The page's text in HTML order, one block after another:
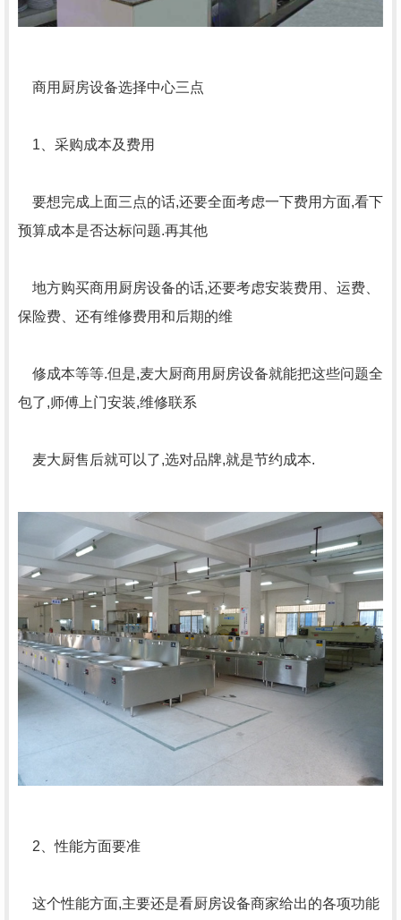
商用厨房设备选择中心三点
1、采购成本及费用
要想完成上面三点的话,还要全面考虑一下费用方面,看下
预算成本是否达标问题.再其他
地方购买商用厨房设备的话,还要考虑安装费用、运费、
保险费、还有维修费用和后期的维
修成本等等.但是,麦大厨商用厨房设备就能把这些问题全
包了,师傅上门安装,维修联系
麦大厨售后就可以了,选对品牌,就是节约成本.
2、性能方面要准
这个性能方面,主要还是看厨房设备商家给出的各项功能